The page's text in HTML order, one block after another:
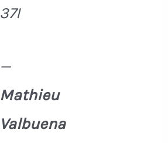
37I
—
Mathieu
Valbuena